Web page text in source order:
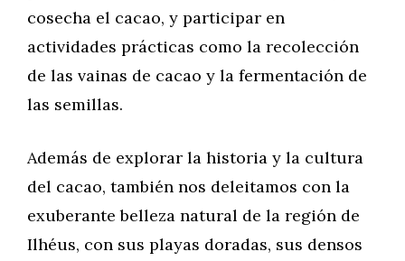
cosecha el cacao, y participar en
actividades prácticas como la recolección
de las vainas de cacao y la fermentación de
las semillas.
Además de explorar la historia y la cultura
del cacao, también nos deleitamos con la
exuberante belleza natural de la región de
Ilhéus, con sus playas doradas, sus densos